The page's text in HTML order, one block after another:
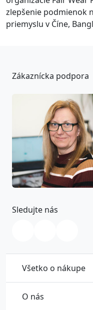
zlepšenie podmienok
priemyslu v Číne,
Všetko o nákupe
O nás
Zákaznícka podpora
Sledujte nás